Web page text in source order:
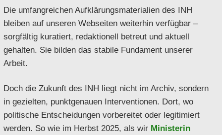
Die umfangreichen Aufklärungsmaterialien des INH
bleiben auf unseren Webseiten weiterhin verfügbar –
sorgfältig kuratiert, redaktionell betreut und aktuell
gehalten. Sie bilden das stabile Fundament unserer
Arbeit.
Doch die Zukunft des INH liegt nicht im Archiv, sondern
in gezielten, punktgenauen Interventionen. Dort, wo
politische Entscheidungen vorbereitet oder legitimiert
werden. So wie im Herbst 2025, als wir Ministerin